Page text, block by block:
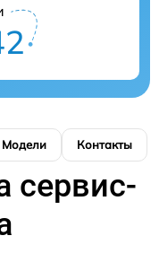
Модели Контакты
сервис-